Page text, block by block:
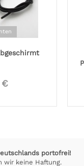
€
portofrei!
wir keine Haftung.